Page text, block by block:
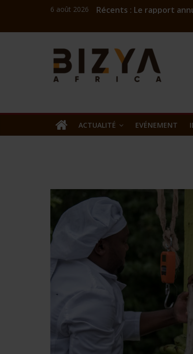
6 août 2026 Récents : Le rapport
Challenge
Burkina:
Bizness
Kibaya
news
ACTUALITÉ EVÉNEMENT